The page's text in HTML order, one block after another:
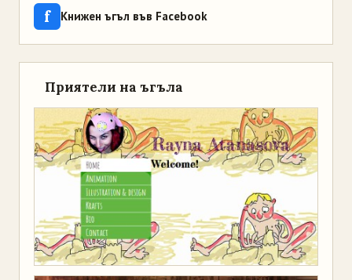
f Книжен ъгъл във Facebook
Приятели на ъгъла